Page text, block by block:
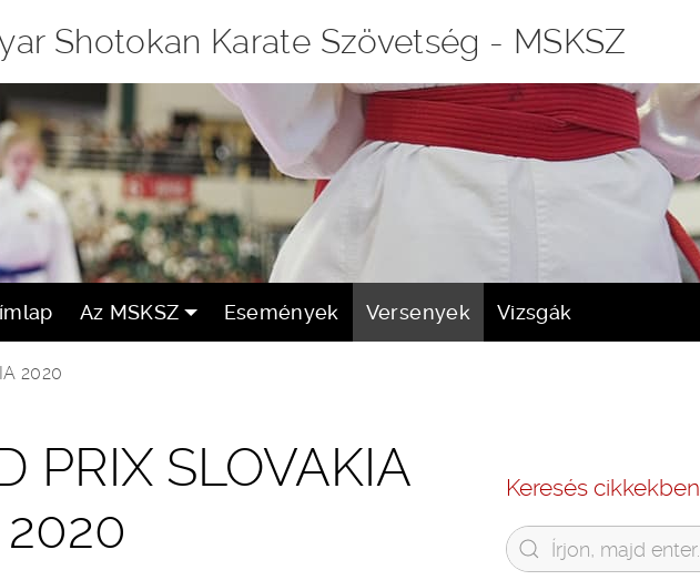
Shotokan Karate Szövetség - MSKSZ
Az MSKSZ Események Versenyek Vizsgák
2020
PRIX SLOVAKIA
2020
Keresés cikkekben